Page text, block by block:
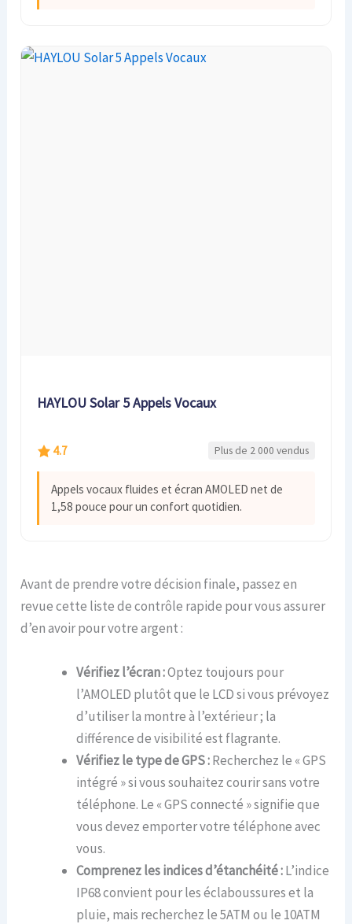
HAYLOU Solar 5 Appels Vocaux
4.7 Plus de 2 000 vendus
Appels vocaux fluides et écran AMOLED net de
1,58 pouce pour un confort quotidien.
Avant de prendre votre décision finale, passez en
revue cette liste de contrôle rapide pour vous assurer
d’en avoir pour votre argent :
Vérifiez l’écran :Optez toujours pour
l’AMOLED plutôt que le LCD si vous prévoyez
d’utiliser la montre à l’extérieur ; la
différence de visibilité est flagrante.
Vérifiez le type de GPS :Recherchez le « GPS
intégré » si vous souhaitez courir sans votre
téléphone. Le « GPS connecté » signifie que
vous devez emporter votre téléphone avec
vous.
Comprenez les indices d’étanchéité :L’indice
IP68 convient pour les éclaboussures et la
pluie, mais recherchez le 5ATM ou le 10ATM